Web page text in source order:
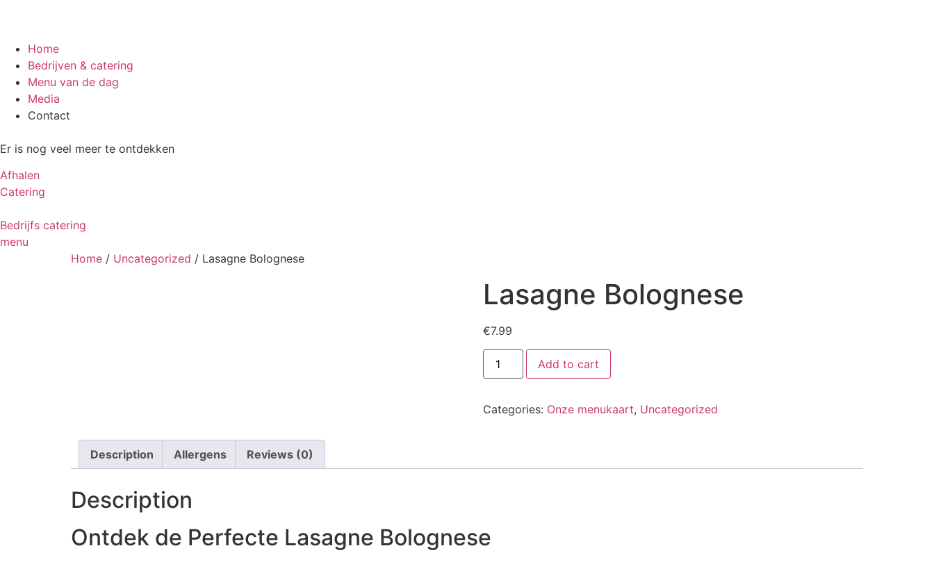
Home
Bedrijven & catering
Menu van de dag
Media
Contact
Er is nog veel meer te ontdekken
Afhalen
Catering
Bedrijfs catering
menu
Home / Uncategorized / Lasagne Bolognese
Lasagne Bolognese
€7.99
Lasagne
Bolognese
quantity
Add to cart
Categories: Onze menukaart, Uncategorized
Description Allergens Reviews (0)
Description
Ontdek de Perfecte Lasagne Bolognese